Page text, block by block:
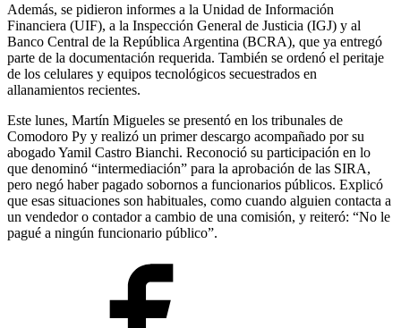
Además, se pidieron informes a la Unidad de Información
Financiera (UIF), a la Inspección General de Justicia (IGJ) y al
Banco Central de la República Argentina (BCRA), que ya entregó
parte de la documentación requerida. También se ordenó el peritaje
de los celulares y equipos tecnológicos secuestrados en
allanamientos recientes.
Este lunes, Martín Migueles se presentó en los tribunales de
Comodoro Py y realizó un primer descargo acompañado por su
abogado Yamil Castro Bianchi. Reconoció su participación en lo
que denominó “intermediación” para la aprobación de las SIRA,
pero negó haber pagado sobornos a funcionarios públicos. Explicó
que esas situaciones son habituales, como cuando alguien contacta a
un vendedor o contador a cambio de una comisión, y reiteró: “No le
pagué a ningún funcionario público”.